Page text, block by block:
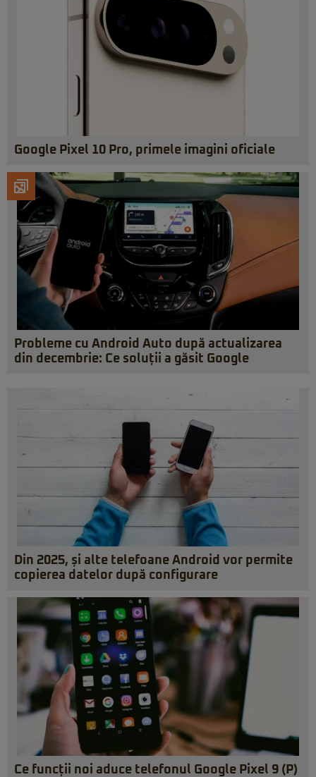
Google Pixel 10 Pro, primele imagini oficiale
Probleme cu Android Auto după actualizarea
din decembrie: Ce soluții a găsit Google
Din 2025, și alte telefoane Android vor permite
copierea datelor după configurare
Ce funcții noi aduce telefonul Google Pixel 9 (P)